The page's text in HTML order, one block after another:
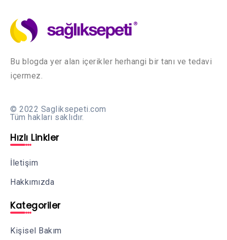
Bu blogda yer alan içerikler herhangi bir tanı ve tedavi
içermez.
© 2022 Sagliksepeti.com
Tüm hakları saklıdır.
Hızlı Linkler
İletişim
Hakkımızda
Kategoriler
Kişisel Bakım